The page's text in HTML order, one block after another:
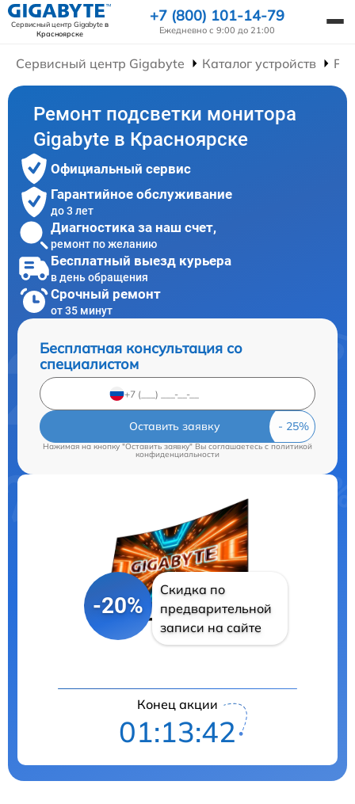
Сервисный центр Gigabyteв
Красноярске
+7 (800) 101-14-79
Ежедневно с 9:00 до 21:00
Сервисный центр Gigabyte Каталог устройств
Ремонт подсветки монитора
Gigabyte в Красноярске
Официальный сервис
Гарантийное обслуживание
до 3 лет
Диагностика за наш счет,
ремонт по желанию
Бесплатный выезд курьера
в день обращения
Срочный ремонт
от 35 минут
Бесплатная консультация со
специалистом
Оставить заявку
Нажимая на кнопку "Оставить заявку" Вы соглашаетесь c политикой
конфиденциальности
-20%
Скидка по
предварительной
записи на сайте
Конец акции
01:13:41